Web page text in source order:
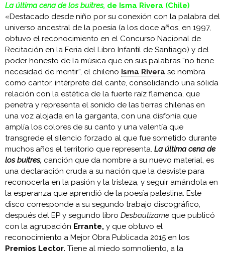
La última cena de los buitres, de Isma Rivera (Chile)
«Destacado desde niño por su conexión con la palabra del
universo ancestral de la poesía (a los doce años, en 1997,
obtuvo el reconocimiento en el Concurso Nacional de
Recitación en la Feria del Libro Infantil de Santiago) y del
poder honesto de la música que en sus palabras “no tiene
necesidad de mentir”, el chileno Isma Rivera se nombra
como cantor, intérprete del cante, consolidando una sólida
relación con la estética de la fuerte raíz flamenca, que
penetra y representa el sonido de las tierras chilenas en
una voz alojada en la garganta, con una disfonía que
amplía los colores de su canto y una valentía que
transgrede el silencio forzado al que fue sometido durante
muchos años el territorio que representa. La última cena de
los buitres, canción que da nombre a su nuevo material, es
una declaración cruda a su nación que la desviste para
reconocerla en la pasión y la tristeza, y seguir amándola en
la esperanza que aprendió de la poesía palestina. Este
disco corresponde a su segundo trabajo discográfico,
después del EP y segundo libro Desbautízame que publicó
con la agrupación Errante, y que obtuvo el
reconocimiento a Mejor Obra Publicada 2015 en los
Premios Lector. Tiene al miedo somnoliento, a la